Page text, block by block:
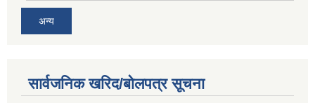
अन्य
सार्वजनिक खरिद/बोलपत्र सूचना